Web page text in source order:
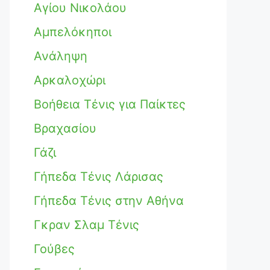
Αγίου Νικολάου
Αμπελόκηποι
Ανάληψη
Αρκαλοχώρι
Βοήθεια Τένις για Παίκτες
Βραχασίου
Γάζι
Γήπεδα Τένις Λάρισας
Γήπεδα Τένις στην Αθήνα
Γκραν Σλαμ Τένις
Γούβες